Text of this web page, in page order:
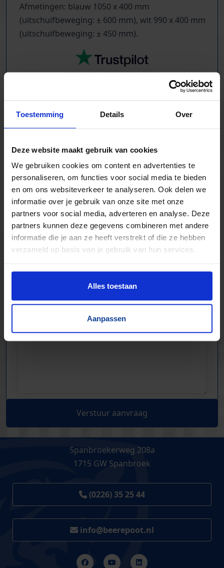
Toestemming Details Over
Deze website maakt gebruik van cookies
We gebruiken cookies om content en advertenties te
personaliseren, om functies voor social media te bieden
en om ons websiteverkeer te analyseren. Ook delen we
informatie over je gebruik van onze site met onze
partners voor social media, adverteren en analyse. Deze
partners kunnen deze gegevens combineren met andere
informatie die je aan ze heeft verstrekt of die ze hebben
verzameld op basis van je gebruik van hun services.
Alles toestaan
Aanpassen
Afmetingen: blauw 1050 x 400 mm
(uitschuifbeweging: ± 600 mm), wit 990 x 400 mm
(uitschuifbeweging: ± 450 mm).
Tientallen dozensluitmachines beschikbaar
Compressoren, schroeftransporteurs, trappen
Aandrijftechniek & Pneumatiek
Elektronische componenten
Verstuur aanvraag
Spanbroekerweg 208a
1715 GW Spanbroek
(0226) 35 25 44
info@beerepoot.nl